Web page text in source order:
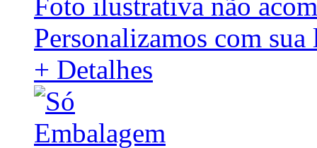
Personalizamos com
+ Detalhes